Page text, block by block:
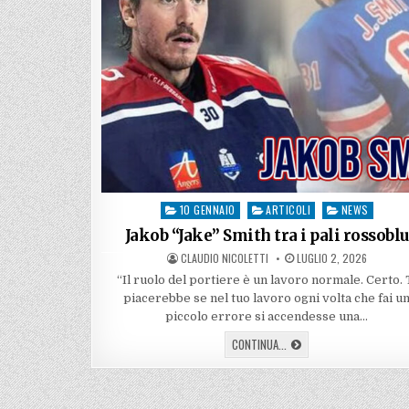
Posted
in
10 GENNAIO ARTICOLI NEWS
Jakob “Jake” Smith tra i pali rossoblu
AUTHOR:
CLAUDIO NICOLETTI PUBLISHED
DATE:
LUGLIO 2, 2026
“Il ruolo del portiere è un lavoro normale. Certo.
piacerebbe se nel tuo lavoro ogni volta che fai
piccolo errore si accendesse una…
CONTINUA... JAKOB
“JAKE”
SMITH
TRA
I
PALI